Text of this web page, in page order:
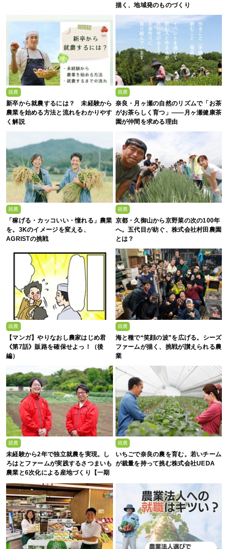
描く、地域発のものづくり
就農
新卒から就農するには？ 未経験から
農業を始める方法と流れをわかりやす
く解説
就農
奈良・月ヶ瀬の自然のリズムで「お茶
がお茶らしく育つ」――月ヶ瀬健康茶
園が仲間を求める理由
就農
「稼げる・カッコいい・憧れる」農業
を。3Kのイメージを変える、
AGRISTの挑戦
就農
京都・久御山から京野菜の次の100年
へ。五代目が紡ぐ、株式会社村田農園
とは？
就農
【マンガ】やりなおし農家はじめ君
《第7話》販路を確保せよっ！（後
編）
就農
海と種で“笑顔の波”を広げる。シーズ
ファームが描く、挑戦が讃えられる農
業
就農
未経験から2年で独立就農を実現。し
ろはとファームが実践するさつまいも
農業と6次化による産地づくり【一期
生募集】
就農
いちごで奈良の農を育む。若いチーム
が裁量を持って挑む株式会社UEDA